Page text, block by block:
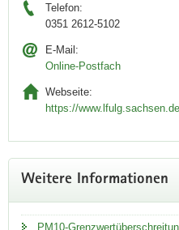
Telefon:
0351 2612-5102
E-Mail:
Online-Postfach
Webseite:
https://www.lfulg.sachsen.de
Weitere Informationen
PM10-